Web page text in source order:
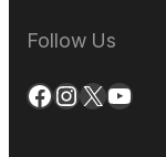
Follow Us
Facebook InstagramX YouTube